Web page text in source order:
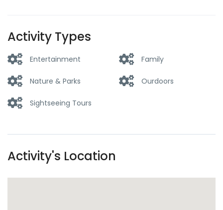
Activity Types
Entertainment Family
Nature & Parks Ourdoors
Sightseeing Tours
Activity's Location